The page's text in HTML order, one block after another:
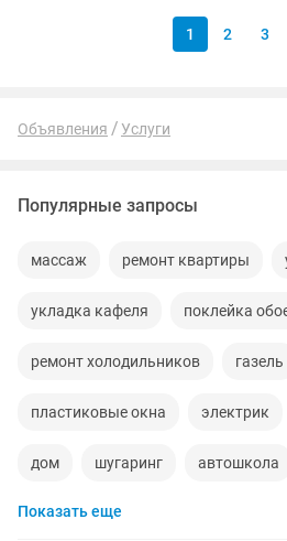
1 2 3
Объявления Услуги
Популярные запросы
массаж ремонт квартиры
укладка кафеля поклейка
ремонт холодильников газель
пластиковые окна электрик
дом шугаринг автошкола
ремонт телевизоров
Показать еще